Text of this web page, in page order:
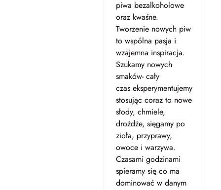
piwa bezalkoholowe
oraz kwaśne.
Tworzenie nowych piw
to wspólna pasja i
wzajemna inspiracja.
Szukamy nowych
smaków- cały
czas eksperymentujemy
stosując coraz to nowe
słody, chmiele,
drożdże, sięgamy po
zioła, przyprawy,
owoce i warzywa.
Czasami godzinami
spieramy się co ma
dominować w danym